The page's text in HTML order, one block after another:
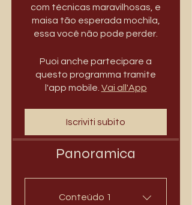
com técnicas maravilhosas, e
maisa tão esperada mochila,
essa você não pode perder.
Puoi anche partecipare a
questo programma tramite
l'app mobile. Vai all'App
Iscriviti subito
Panoramica
Conteúdo 1